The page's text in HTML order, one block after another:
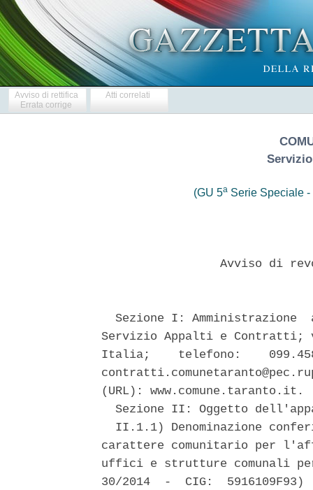
Avviso di rettifica
Errata corrige
Atti correlati
(GU 5aSerie Speciale -
Avviso di
Sezione I: Amministrazione
Servizio Appalti e
Italia;    telefono:
(URL): www.comune.taranto.it.
Sezione II: Oggetto
II.1.1) Denominazione
carattere comunitario per
uffici e strutture comunali
30/2014  -  CIG: